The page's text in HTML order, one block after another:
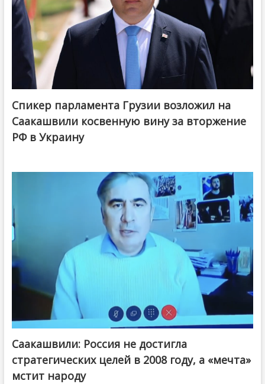
Спикер парламента Грузии возложил на
Саакашвили косвенную вину за вторжение
РФ в Украину
Саакашвили: Россия не достигла
стратегических целей в 2008 году, а «мечта»
мстит народу